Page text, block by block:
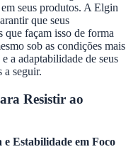
seus produtos. A Elgin
que seus
que façam isso de forma
sob as condições mais
a adaptabilidade de seus
a seguir.
Resistir ao
Estabilidade em Foco